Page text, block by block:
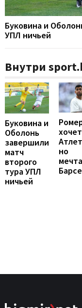
Буковина и
УПЛ ничьей
Внутри
Буковина и
Оболонь
завершили
матч
второго
тура УПЛ
ничьей
но